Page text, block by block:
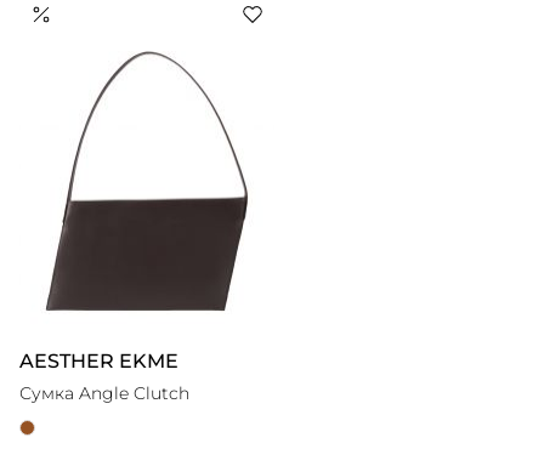
тренды и обращая внимание на качество материалов и
кроя, команда Sanchy создает базовые коллекции, где
AESTHER EKME
Сумка Angle Clutch